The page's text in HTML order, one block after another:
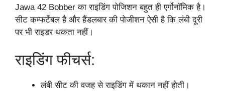
Jawa 42 Bobber का राइडिंग पोजिशन बहुत ही एर्गोनॉमिक है।
सीट कम्फर्टेबल है और हैंडलबार की पोजीशन ऐसी है कि लंबी दूरी
पर भी राइडर थकता नहीं।
राइडिंग फीचर्स:
लंबी सीट की वजह से राइडिंग में थकान नहीं होती।